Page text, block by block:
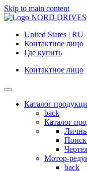
Skip to main content
United States | RU
Контактное лицо
Где купить
Контактное лицо
Каталог
back
Каталог
Поиск
Мотор-
back